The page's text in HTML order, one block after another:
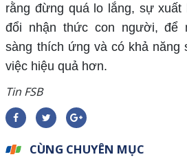
rằng đừng quá lo lắng, sự xuất
đổi nhận thức con người, để
sàng thích ứng và có khả năng
việc hiệu quả hơn.
Tin FSB
CÙNG CHUYÊN MỤC